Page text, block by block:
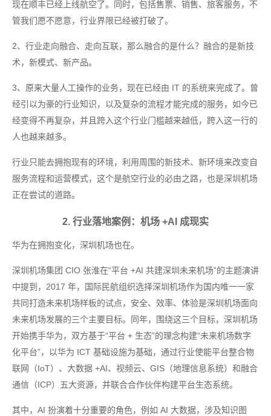
现在顺丰已经上线航空了。同时，包括售票、销售、旅客服务，不
管我们愿不愿意，行业界限已经被打破了。
2、行业走向融合、走向互联，那么融合的是什么？融合的是新技
术，新模式、新产品。
3、原来大量人工操作的业务，现在已经由 IT 的系统来完成了。曾
经引以为豪的行业知识，以及复杂的流程才能完成的服务，如今已
经变得不再复杂，并且跨入这个行业门槛越来越低，跨入这一行的
人也越来越多。
行业只能去拥抱现有的环境，利用周围的新技术、新环境来改变自
服务流程和运营模式，这个是航空行业的必由之路，也是深圳机场
正在尝试的道路。
2. 行业落地案例：机场 +AI 成现实
华为在拥抱变化，深圳机场也在。
深圳机场集团 CIO 张淮在“平台 +AI 共建深圳未来机场”的主题演讲
中提到，2017 年，国际民航组织选择深圳机场作为国内唯一一家
共同打造未来机场样板的试点，安全、效率、体验是深圳机场面向
未来机场发展的三个主要目标。同年，围绕这三个目标，深圳机场
开始携手华为，双方基于“平台 + 生态”的理念构建“未来机场数字
化平台”，以华为 ICT 基础设施为基础，通过行业使能平台整合物
联网（IoT）、大数据 +AI、视频云、GIS（地理信息系统）和融合
通信（ICP）五大资源，并联合合作伙伴构建平台生态系统。
其中，AI 扮演着十分重要的角色，例如 AI 大数据，涉及知识图